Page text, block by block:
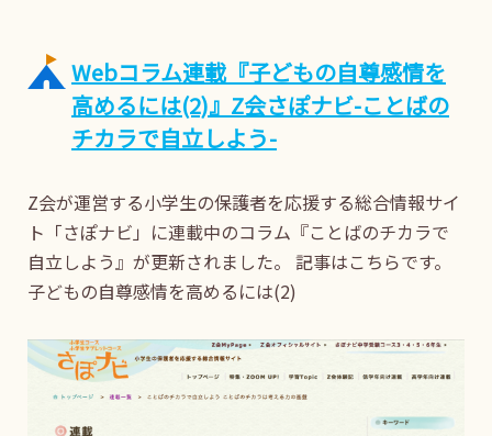
Webコラム連載『子どもの自尊感情を
高めるには(2)』Z会さぽナビ-ことばの
チカラで自立しよう-
Z会が運営する小学生の保護者を応援する総合情報サイ
ト「さぽナビ」に連載中のコラム『ことばのチカラで
自立しよう』が更新されました。 記事はこちらです。
子どもの自尊感情を高めるには(2)